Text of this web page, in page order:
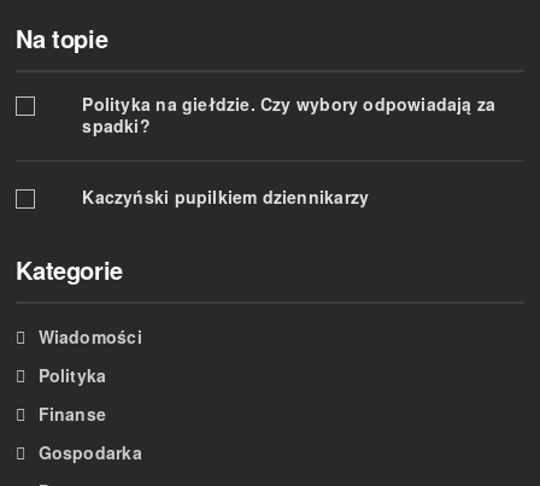
Na topie
Polityka na giełdzie. Czy wybory odpowiadają za
spadki?
Kaczyński pupilkiem dziennikarzy
Kategorie
Wiadomości
Polityka
Finanse
Gospodarka